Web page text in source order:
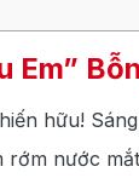
Em”
hữu!
rớm nước